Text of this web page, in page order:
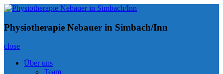
Skip
content
Physiotherapie Nebauer in Simbach/Inn
Inn-Physio
Physiotherapie Nebauer in Simbach/Inn
close
Über uns
Team